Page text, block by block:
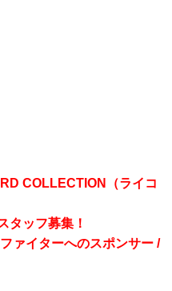
COLLECTION（ライコ
タッフ募集！
ァイターへのスポンサー /